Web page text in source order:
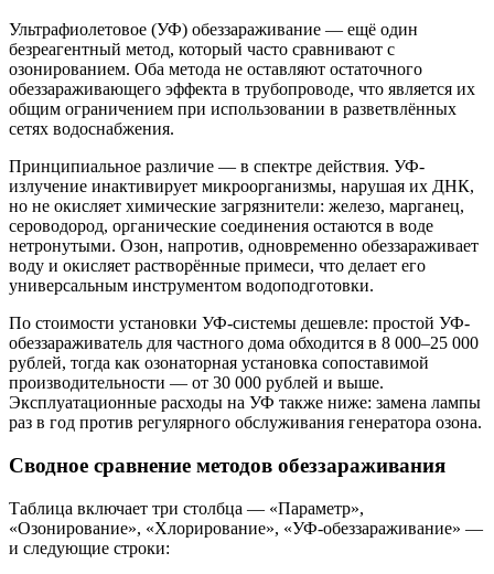
Ультрафиолетовое (УФ) обеззараживание — ещё один
безреагентный метод, который часто сравнивают с
озонированием. Оба метода не оставляют остаточного
обеззараживающего эффекта в трубопроводе, что является их
общим ограничением при использовании в разветвлённых
сетях водоснабжения.
Принципиальное различие — в спектре действия. УФ-
излучение инактивирует микроорганизмы, нарушая их ДНК,
но не окисляет химические загрязнители: железо, марганец,
сероводород, органические соединения остаются в воде
нетронутыми. Озон, напротив, одновременно обеззараживает
воду и окисляет растворённые примеси, что делает его
универсальным инструментом водоподготовки.
По стоимости установки УФ-системы дешевле: простой УФ-
обеззараживатель для частного дома обходится в 8 000–25 000
рублей, тогда как озонаторная установка сопоставимой
производительности — от 30 000 рублей и выше.
Эксплуатационные расходы на УФ также ниже: замена лампы
раз в год против регулярного обслуживания генератора озона.
Сводное сравнение методов обеззараживания
Таблица включает три столбца — «Параметр»,
«Озонирование», «Хлорирование», «УФ-обеззараживание» —
и следующие строки: